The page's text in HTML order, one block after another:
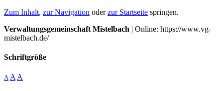
Zum Inhalt, zur Navigation oderzur Startseite springen.
Verwaltungsgemeinschaft Mistelbach | Online: https://www.vg-
mistelbach.de/
Schriftgröße
A A A